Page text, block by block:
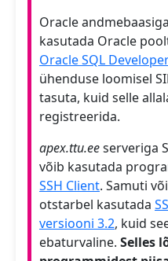
Oracle
kasutada Oracle
Oracle SQL
ühenduse loomisel
tasuta, kuid selle
registreerida.
apex.ttu.eeserveriga
võib kasutada
SSH Client. Samuti
otstarbel kasutada
versiooni 3.2, kuid
ebaturvaline. Selles